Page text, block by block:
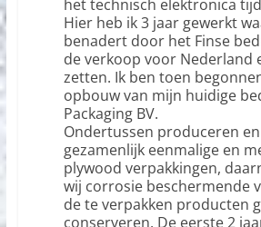
het technisch elektronica
Hier heb ik 3 jaar gewerkt
benadert door het Finse
de verkoop voor Nederland
zetten. Ik ben toen
opbouw van mijn huidige
Packaging BV.
Ondertussen produceren
gezamenlijk eenmalige en
plywood verpakkingen,
wij corrosie beschermende
de te verpakken producten
conserveren. De eerste 2